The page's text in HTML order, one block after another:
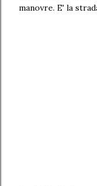
manovre. E' la